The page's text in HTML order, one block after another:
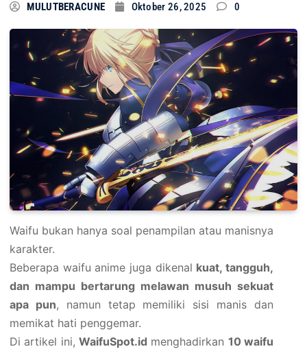
MULUTBERACUNE Oktober 26, 2025 0
Waifu bukan hanya soal penampilan atau manisnya
karakter.
Beberapa waifu anime juga dikenal kuat, tangguh,
dan mampu bertarung melawan musuh sekuat
apa pun, namun tetap memiliki sisi manis dan
memikat hati penggemar.
Di artikel ini, WaifuSpot.id menghadirkan 10 waifu